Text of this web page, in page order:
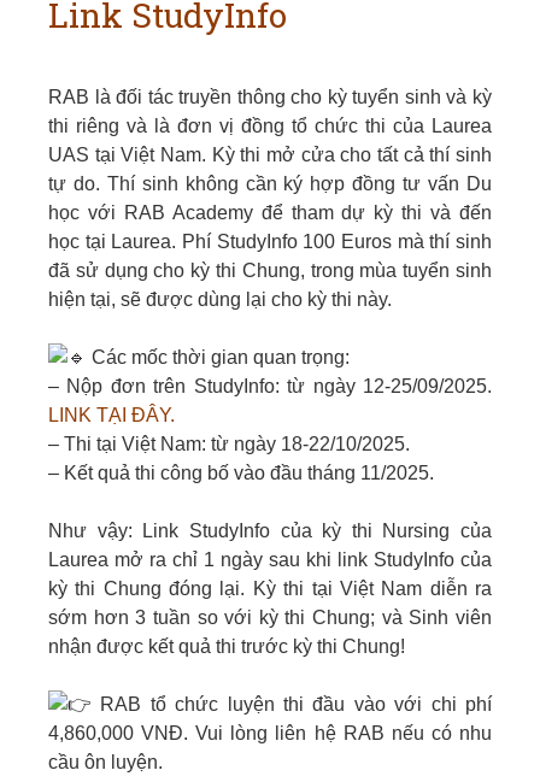
Link StudyInfo
RAB là đối tác truyền thông cho kỳ tuyển sinh và kỳ
thi riêng và là đơn vị đồng tổ chức thi của Laurea
UAS tại Việt Nam. Kỳ thi mở cửa cho tất cả thí sinh
tự do. Thí sinh không cần ký hợp đồng tư vấn Du
học với RAB Academy để tham dự kỳ thi và đến
học tại Laurea. Phí StudyInfo 100 Euros mà thí sinh
đã sử dụng cho kỳ thi Chung, trong mùa tuyển sinh
hiện tại, sẽ được dùng lại cho kỳ thi này.
Các mốc thời gian quan trọng:
– Nộp đơn trên StudyInfo: từ ngày 12-25/09/2025.
LINK TẠI ĐÂY.
– Thi tại Việt Nam: từ ngày 18-22/10/2025.
– Kết quả thi công bố vào đầu tháng 11/2025.
Như vậy: Link StudyInfo của kỳ thi Nursing của
Laurea mở ra chỉ 1 ngày sau khi link StudyInfo của
kỳ thi Chung đóng lại. Kỳ thi tại Việt Nam diễn ra
sớm hơn 3 tuần so với kỳ thi Chung; và Sinh viên
nhận được kết quả thi trước kỳ thi Chung!
RAB tổ chức luyện thi đầu vào với chi phí
4,860,000 VNĐ. Vui lòng liên hệ RAB nếu có nhu
cầu ôn luyện.